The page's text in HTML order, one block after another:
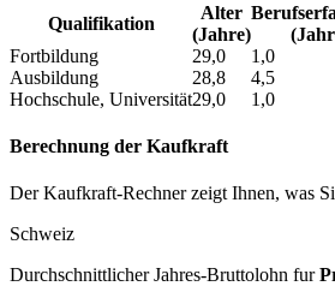
Qualifikation
Alter
(Jahre)
Fortbildung
29,0 1,0
Ausbildung
28,8 4,5
Hochschule, Universität29,0 1,0
Berechnung der Kaufkraft
Der Kaufkraft-Rechner zeigt Ihnen, was
Schweiz
Durchschnittlicher Jahres-Bruttolohn fur